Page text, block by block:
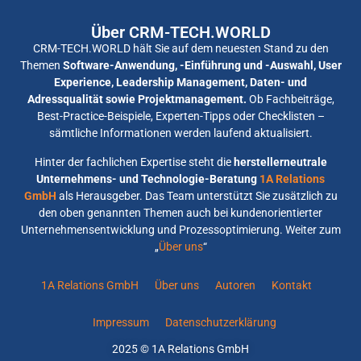
Über CRM-TECH.WORLD
CRM-TECH.WORLD hält Sie auf dem neuesten Stand zu den
Themen Software-Anwendung, -Einführung und -Auswahl, User
Experience, Leadership Management, Daten- und
Adressqualität sowie Projektmanagement. Ob Fachbeiträge,
Best-Practice-Beispiele, Experten-Tipps oder Checklisten –
sämtliche Informationen werden laufend aktualisiert.
Hinter der fachlichen Expertise steht die herstellerneutrale
Unternehmens- und Technologie-Beratung 1A Relations
GmbH als Herausgeber. Das Team unterstützt Sie zusätzlich zu
den oben genannten Themen auch bei kundenorientierter
Unternehmensentwicklung und Prozessoptimierung. Weiter zum
„Über uns“
1A Relations GmbH Über uns Autoren Kontakt
Impressum Datenschutzerklärung
2025 © 1A Relations GmbH